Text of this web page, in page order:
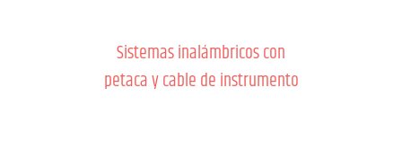
Sistemas inalámbricos con
petaca y cable de instrumento